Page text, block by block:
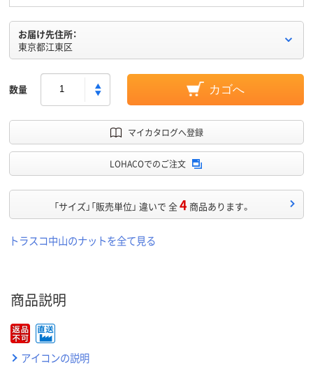
お届け先住所：
東京都江東区
数量 カゴへ
マイカタログへ登録
LOHACOでのご注文
「サイズ」「販売単位」 違いで 全4 商品あります。
トラスコ中山のナットを全て見る
商品説明
アイコンの説明